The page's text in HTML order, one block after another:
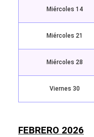
Miércoles 14
Miércoles 21
Miércoles 28
Viernes 30
FEBRERO 2026